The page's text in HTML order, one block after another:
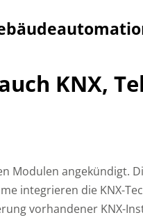
KNX,
Modulen angekündigt.
integrieren die KNX-
vorhandener KNX-